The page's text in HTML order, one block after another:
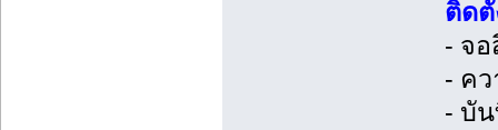
ติดตั้
- จ
- คว
- บั